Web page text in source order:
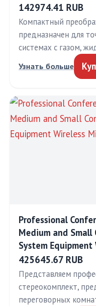
142974.41 RUB
Компактный
предназначен для
системах с газом,
Узнать больше
Professional
Medium and Small
System
425645.67 RUB
Представляем
стереокомплект,
переговорных